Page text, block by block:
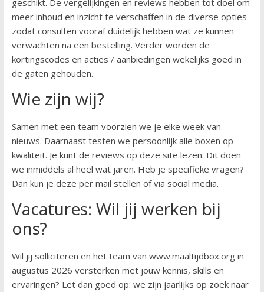
geschikt. De vergelijkingen en reviews hebben tot doel om
meer inhoud en inzicht te verschaffen in de diverse opties
zodat consulten vooraf duidelijk hebben wat ze kunnen
verwachten na een bestelling. Verder worden de
kortingscodes en acties / aanbiedingen wekelijks goed in
de gaten gehouden.
Wie zijn wij?
Samen met een team voorzien we je elke week van
nieuws. Daarnaast testen we persoonlijk alle boxen op
kwaliteit. Je kunt de reviews op deze site lezen. Dit doen
we inmiddels al heel wat jaren. Heb je specifieke vragen?
Dan kun je deze per mail stellen of via social media.
Vacatures: Wil jij werken bij
ons?
Wil jij solliciteren en het team van www.maaltijdbox.org in
augustus 2026 versterken met jouw kennis, skills en
ervaringen? Let dan goed op: we zijn jaarlijks op zoek naar